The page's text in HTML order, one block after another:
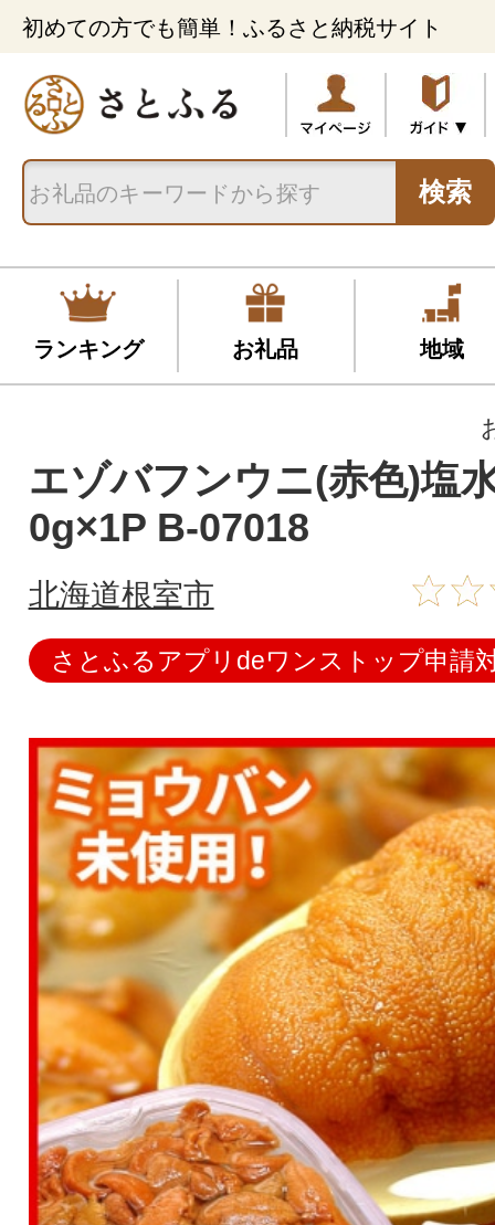
初めての方でも簡単！ふるさと納税サイト
検索
ランキング お礼品 地域
エゾバフンウニ(赤色)塩
0g×1P B-07018
北海道根室市
さとふるアプリdeワンストップ申請